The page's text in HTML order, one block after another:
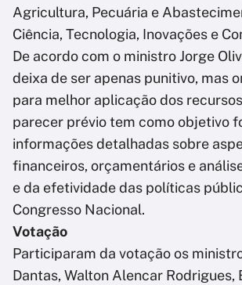
Agricultura, Pecuária e
Ciência, Tecnologia, Inovações e
De acordo com o ministro Jorge
deixa de ser apenas punitivo, mas
para melhor aplicação dos
parecer prévio tem como objetivo
informações detalhadas sobre
financeiros, orçamentários e
e da efetividade das políticas
Congresso Nacional.
Votação
Participaram da votação os
Dantas, Walton Alencar Rodrigues,